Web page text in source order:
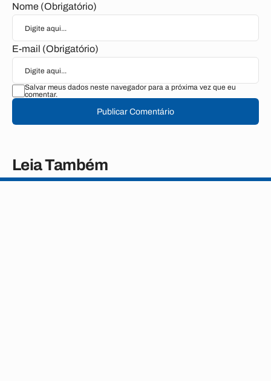
Nome (Obrigatório)
E-mail (Obrigatório)
Salvar meus dados neste navegador para a próxima vez que eu
comentar.
Publicar Comentário
Leia Também